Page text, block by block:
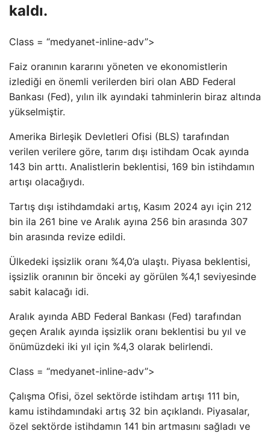
kaldı.
Class = “medyanet-inline-adv”>
Faiz oranının kararını yöneten ve ekonomistlerin
izlediği en önemli verilerden biri olan ABD Federal
Bankası (Fed), yılın ilk ayındaki tahminlerin biraz altında
yükselmiştir.
Amerika Birleşik Devletleri Ofisi (BLS) tarafından
verilen verilere göre, tarım dışı istihdam Ocak ayında
143 bin arttı. Analistlerin beklentisi, 169 bin istihdamın
artışı olacağıydı.
Tartış dışı istihdamdaki artış, Kasım 2024 ayı için 212
bin ila 261 bine ve Aralık ayına 256 bin arasında 307
bin arasında revize edildi.
Ülkedeki işsizlik oranı %4,0’a ulaştı. Piyasa beklentisi,
işsizlik oranının bir önceki ay görülen %4,1 seviyesinde
sabit kalacağı idi.
Aralık ayında ABD Federal Bankası (Fed) tarafından
geçen Aralık ayında işsizlik oranı beklentisi bu yıl ve
önümüzdeki iki yıl için %4,3 olarak belirlendi.
Class = “medyanet-inline-adv”>
Çalışma Ofisi, özel sektörde istihdam artışı 111 bin,
kamu istihdamındaki artış 32 bin açıklandı. Piyasalar,
özel sektörde istihdamın 141 bin artmasını sağladı ve